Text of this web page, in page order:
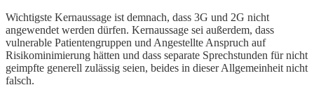
Wichtigste Kernaussage ist demnach, dass 3G und 2G nicht
angewendet werden dürfen. Kernaussage sei außerdem, dass
vulnerable Patientengruppen und Angestellte Anspruch auf
Risikominimierung hätten und dass separate Sprechstunden für nicht
geimpfte generell zulässig seien, beides in dieser Allgemeinheit nicht
falsch.